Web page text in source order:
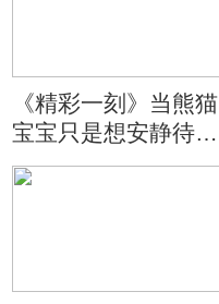
《精彩一刻》当熊猫
宝宝只是想安静待会
儿